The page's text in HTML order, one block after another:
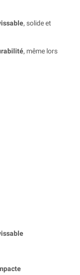
, solide et
, même lors